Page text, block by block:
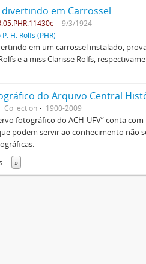
divertindo em Carrossel
9/3/1924
H. Rolfs (PHR)
em um carrossel instalado,
e a miss Clarisse Rolfs,
do Arquivo Central
Collection 1900-2009
fotográfico do ACH-UFV” conta
podem servir ao conhecimento
»